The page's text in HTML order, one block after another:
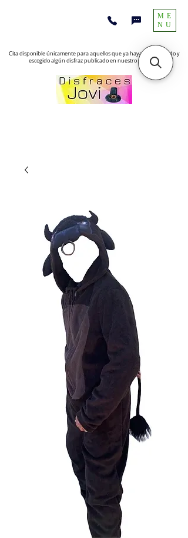
Cita disponible únicamente para aquellos que ya hayan encontrado y
escogido algún disfraz publicado en nuestro sitio web
ME
NU